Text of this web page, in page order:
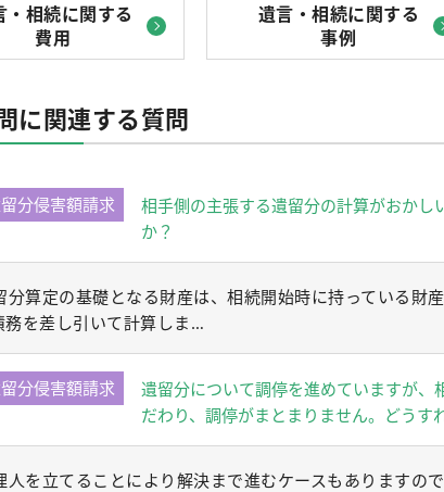
・相続に関する
費用
遺言・相続に関する
事例
に関連する質問
分侵害額請求
相手側の主張する遺留分の計算がおかし
か？
分算定の基礎となる財産は、相続開始時に持っている財
務を差し引いて計算しま…
分侵害額請求
遺留分について調停を進めていますが、
だわり、調停がまとまりません。どうす
人を立てることにより解決まで進むケースもありますの